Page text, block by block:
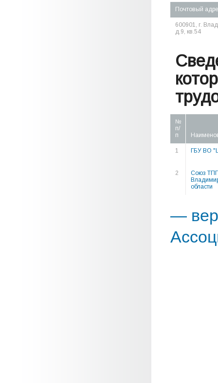
Почтовый
600901, г.
д.9, кв.54
№
п/
п
1 ГБУ ВО
2
Союз
области
—